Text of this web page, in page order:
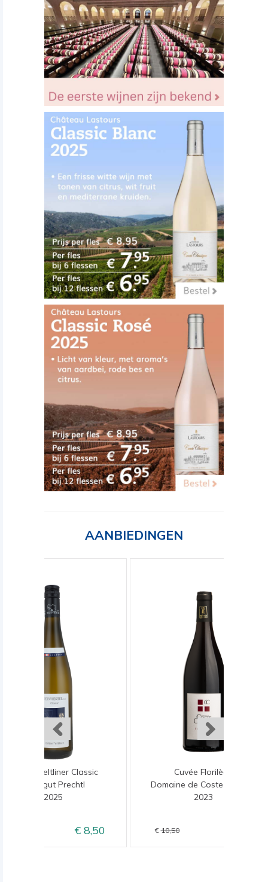
AANBIEDINGEN
Grüner Veltliner Classic
Weingut Prechtl
2025
8,50
Cuvée Florilège
Domaine de Coste Chaude
2023
10,50